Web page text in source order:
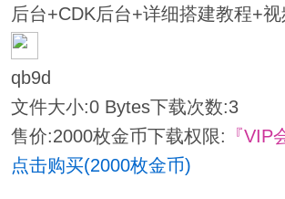
后台+CDK后台+详细搭建教程+
qb9d
文件大小:0 Bytes下载次数:3
售价:2000枚金币下载权限: 『VIP
点击购买(2000枚金币)